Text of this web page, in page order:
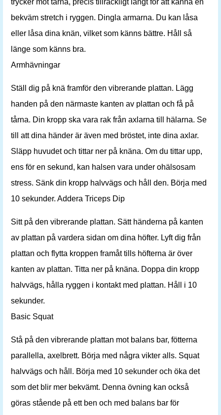
trycker mot tårna, precis tillräckligt långt för att känna en
bekväm stretch i ryggen. Dingla armarna. Du kan låsa
eller låsa dina knän, vilket som känns bättre. Håll så
länge som känns bra.
Armhävningar
Ställ dig på knä framför den vibrerande plattan. Lägg
handen på den närmaste kanten av plattan och få på
tårna. Din kropp ska vara rak från axlarna till hälarna. Se
till att dina händer är även med bröstet, inte dina axlar.
Släpp huvudet och tittar ner på knäna. Om du tittar upp,
ens för en sekund, kan halsen vara under ohälsosam
stress. Sänk din kropp halvvägs och håll den. Börja med
10 sekunder. Addera Triceps Dip
Sitt på den vibrerande plattan. Sätt händerna på kanten
av plattan på vardera sidan om dina höfter. Lyft dig från
plattan och flytta kroppen framåt tills höfterna är över
kanten av plattan. Titta ner på knäna. Doppa din kropp
halvvägs, hålla ryggen i kontakt med plattan. Håll i 10
sekunder.
Basic Squat
Stå på den vibrerande plattan mot balans bar, fötterna
parallella, axelbrett. Börja med några vikter alls. Squat
halvvägs och håll. Börja med 10 sekunder och öka det
som det blir mer bekvämt. Denna övning kan också
göras stående på ett ben och med balans bar för